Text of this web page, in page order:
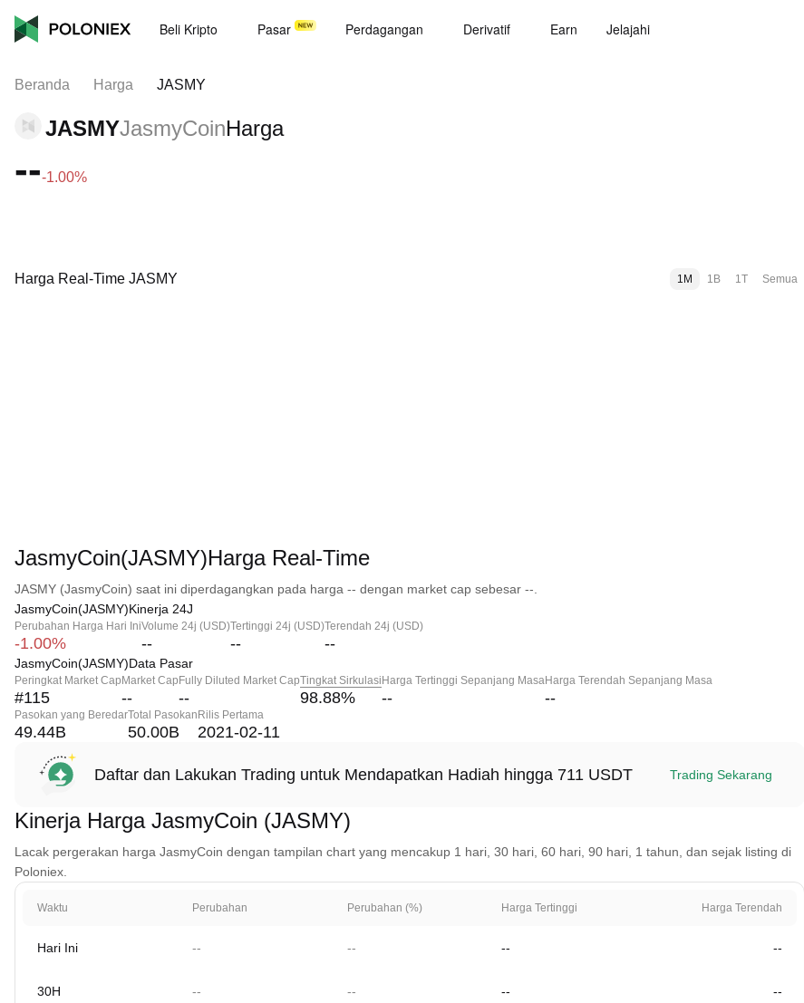
Beli Kripto Pasar Perdagangan Derivatif Earn Jelajahi
Beranda Harga JASMY
JASMYJasmyCoinHarga
---1.00%
Harga Real-Time JASMY 1M 1B 1T Semua
JasmyCoin(JASMY)Harga Real-Time
JASMY (JasmyCoin) saat ini diperdagangkan pada harga -- dengan market cap sebesar --.
JasmyCoin(JASMY)Kinerja 24J
Perubahan Harga Hari Ini
-1.00%
Volume 24j (USD)
--
Tertinggi 24j (USD)
--
Terendah 24j (USD)
--
JasmyCoin(JASMY)Data Pasar
Peringkat Market Cap
#115
Market Cap
--
Fully Diluted Market Cap
--
Tingkat Sirkulasi
98.88%
Harga Tertinggi Sepanjang Masa
--
Harga Terendah Sepanjang Masa
--
Pasokan yang Beredar
49.44B
Total Pasokan
50.00B
Rilis Pertama
2021-02-11
Daftar dan Lakukan Trading untuk Mendapatkan Hadiah hingga 711 USDT Trading Sekarang
Kinerja Harga JasmyCoin (JASMY)
Lacak pergerakan harga JasmyCoin dengan tampilan chart yang mencakup 1 hari, 30 hari, 60 hari, 90 hari, 1 tahun, dan sejak listing di
Poloniex.
Waktu Perubahan Perubahan (%) Harga Tertinggi Harga Terendah
Hari Ini -- -- -- --
30H -- -- -- --